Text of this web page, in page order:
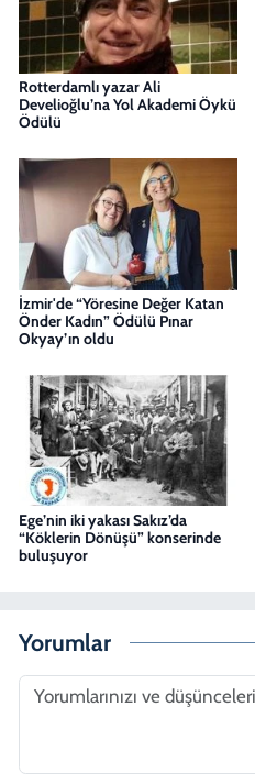
Rotterdamlı yazar Ali
Develioğlu’na Yol Akademi Öykü
Ödülü
İzmir'de “Yöresine Değer Katan
Önder Kadın” Ödülü Pınar
Okyay’ın oldu
Ege’nin iki yakası Sakız’da
“Köklerin Dönüşü” konserinde
buluşuyor
Yorumlar